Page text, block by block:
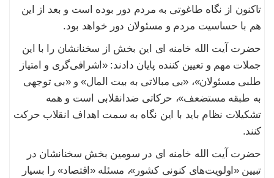
تاکنون از نگاه طاغوتی به مردم دور بوده است و بعد از این
هم با حساسیت مردم و مسئولان دور خواهد بود.
حضرت آیت الله خامنه ای این بخش از سخنانشان را با این
جملات مهم و تعیین کننده پایان دادند: «اشرافی‌گری و امتیاز
طلبی مسئولان»، «بی مبالاتی به بیت المال» و «بی توجهی
به طبقه مستضعف»، حرکاتی ضدانقلابی است و همه
تشکیلات نظام باید با این نگاه به سمت اهداف انقلاب حرکت
کنند.
حضرت آیت الله خامنه ای در سومین بخش سخنانشان در
تبیین «اولویت‌های کنونی کشور»، مسئله «اقتصاد» را بسیار